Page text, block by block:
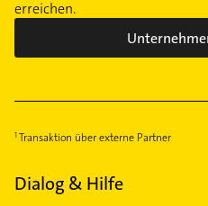
erreichen.
Transaktion über externe Partner
Dialog & Hilfe